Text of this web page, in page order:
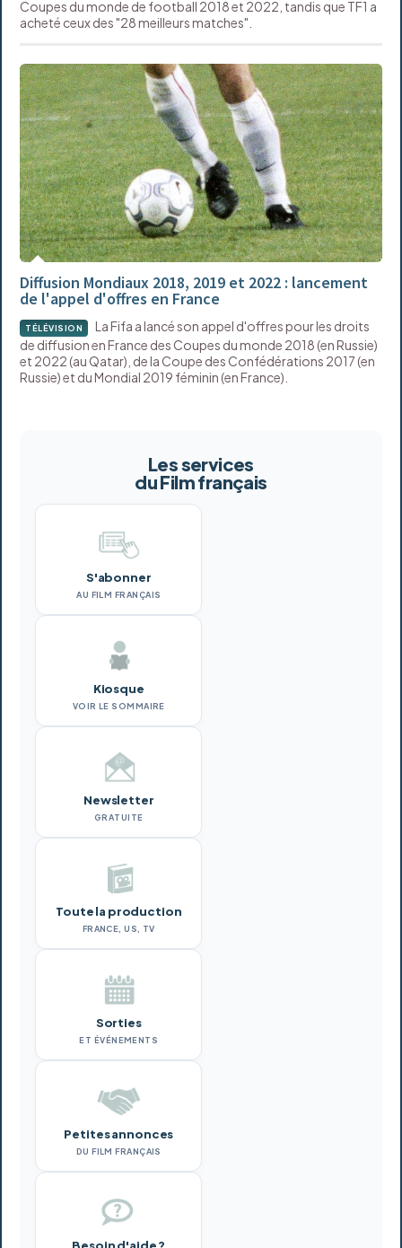
Coupes du monde de football 2018 et 2022, tandis que TF1 a
acheté ceux des "28 meilleurs matches".
Diffusion Mondiaux 2018, 2019 et 2022 : lancement
de l'appel d'offres en France
TÉLÉVISION
La Fifa a lancé son appel d'offres pour les droits
de diffusion en France des Coupes du monde 2018 (en Russie)
et 2022 (au Qatar), de la Coupe des Confédérations 2017 (en
Russie) et du Mondial 2019 féminin (en France).
Les services
du Film français
S'abonner
AU FILM FRANÇAIS
Kiosque
VOIR LE SOMMAIRE
Newsletter
GRATUITE
Toute la production
FRANCE, US, TV
Sorties
ET ÉVÉNEMENTS
Petites annonces
DU FILM FRANÇAIS
Besoin d'aide ?